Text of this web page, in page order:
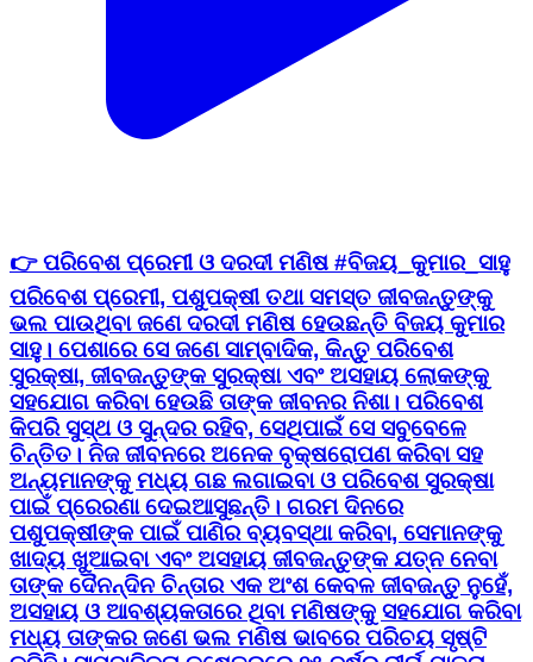
👉 ପରିବେଶ ପ୍ରେମୀ ଓ ଦରଦୀ ମଣିଷ #ବିଜୟ_କୁମାର_ସାହୁ
ପରିବେଶ ପ୍ରେମୀ, ପଶୁପକ୍ଷୀ ତଥା ସମସ୍ତ ଜୀବଜନ୍ତୁଙ୍କୁ
ଭଲ ପାଉଥିବା ଜଣେ ଦରଦୀ ମଣିଷ ହେଉଛନ୍ତି ବିଜୟ କୁମାର
ସାହୁ। ପେଶାରେ ସେ ଜଣେ ସାମ୍ବାଦିକ, କିନ୍ତୁ ପରିବେଶ
ସୁରକ୍ଷା, ଜୀବଜନ୍ତୁଙ୍କ ସୁରକ୍ଷା ଏବଂ ଅସହାୟ ଲୋକଙ୍କୁ
ସହଯୋଗ କରିବା ହେଉଛି ତାଙ୍କ ଜୀବନର ନିଶା। ପରିବେଶ
କିପରି ସୁସ୍ଥ ଓ ସୁନ୍ଦର ରହିବ, ସେଥିପାଇଁ ସେ ସବୁବେଳେ
ଚିନ୍ତିତ। ନିଜ ଜୀବନରେ ଅନେକ ବୃକ୍ଷରୋପଣ କରିବା ସହ
ଅନ୍ୟମାନଙ୍କୁ ମଧ୍ୟ ଗଛ ଲଗାଇବା ଓ ପରିବେଶ ସୁରକ୍ଷା
ପାଇଁ ପ୍ରେରଣା ଦେଇଆସୁଛନ୍ତି। ଗରମ ଦିନରେ
ପଶୁପକ୍ଷୀଙ୍କ ପାଇଁ ପାଣିର ବ୍ୟବସ୍ଥା କରିବା, ସେମାନଙ୍କୁ
ଖାଦ୍ୟ ଖୁଆଇବା ଏବଂ ଅସହାୟ ଜୀବଜନ୍ତୁଙ୍କ ଯତ୍ନ ନେବା
ତାଙ୍କ ଦୈନନ୍ଦିନ ଚିନ୍ତାର ଏକ ଅଂଶ କେବଳ ଜୀବଜନ୍ତୁ ନୁହେଁ,
ଅସହାୟ ଓ ଆବଶ୍ୟକତାରେ ଥିବା ମଣିଷଙ୍କୁ ସହଯୋଗ କରିବା
ମଧ୍ୟ ତାଙ୍କର ଜଣେ ଭଲ ମଣିଷ ଭାବରେ ପରିଚୟ ସୃଷ୍ଟି